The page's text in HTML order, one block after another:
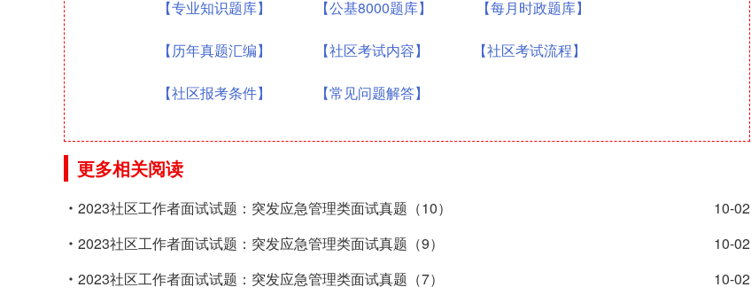
【专业知识题库】 【公基8000题库】 【每月时政题库】
【历年真题汇编】 【社区考试内容】 【社区考试流程】
【社区报考条件】 【常见问题解答】
更多相关阅读
2023社区工作者面试试题：突发应急管理类面试真题（10）
10-02
2023社区工作者面试试题：突发应急管理类面试真题（9）
10-02
2023社区工作者面试试题：突发应急管理类面试真题（7）
10-02